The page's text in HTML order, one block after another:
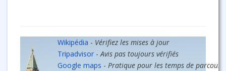
Wikipédia - Vérifiez les mises à jour
Tripadvisor-Avis pas toujours vérifiés
Google maps - Pratique pour les temps de parcours